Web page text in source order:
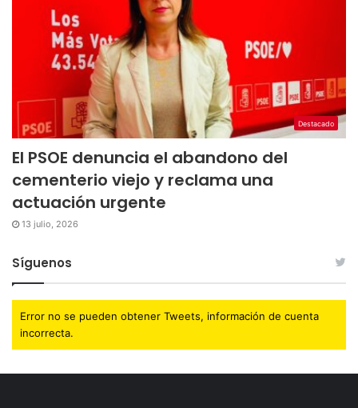
Destacado
El PSOE denuncia el abandono del
cementerio viejo y reclama una
actuación urgente
13 julio, 2026
Síguenos
Error no se pueden obtener Tweets, información de cuenta
incorrecta.